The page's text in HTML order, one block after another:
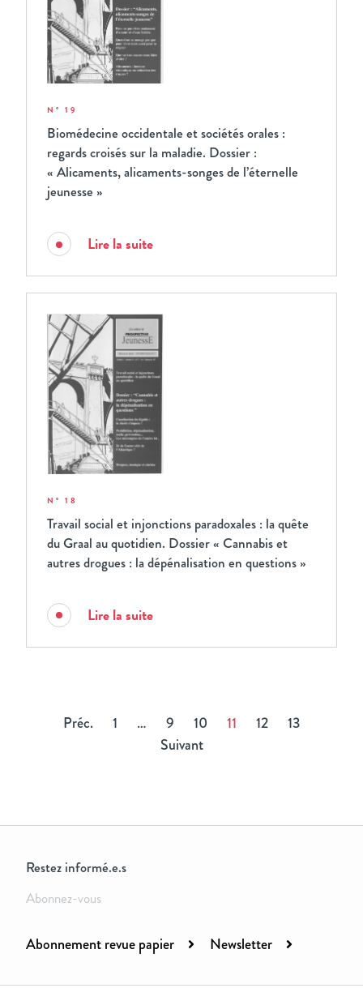
N° 19
Biomédecine occidentale et sociétés orales :
regards croisés sur la maladie. Dossier :
« Alicaments, alicaments-songes de l’éternelle
jeunesse »
Lire la suite
N° 18
Travail social et injonctions paradoxales : la quête
du Graal au quotidien. Dossier « Cannabis et
autres drogues : la dépénalisation en questions »
Lire la suite
Préc. 1 … 9 10 11 12
13
Suivant
Restez informé.e.s
Abonnez-vous
Abonnement revue papier Newsletter